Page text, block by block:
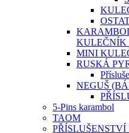
KULEČNÍK
MINI
RUSKÁ
NEGUŠ
5-Pins karambol
TAOM